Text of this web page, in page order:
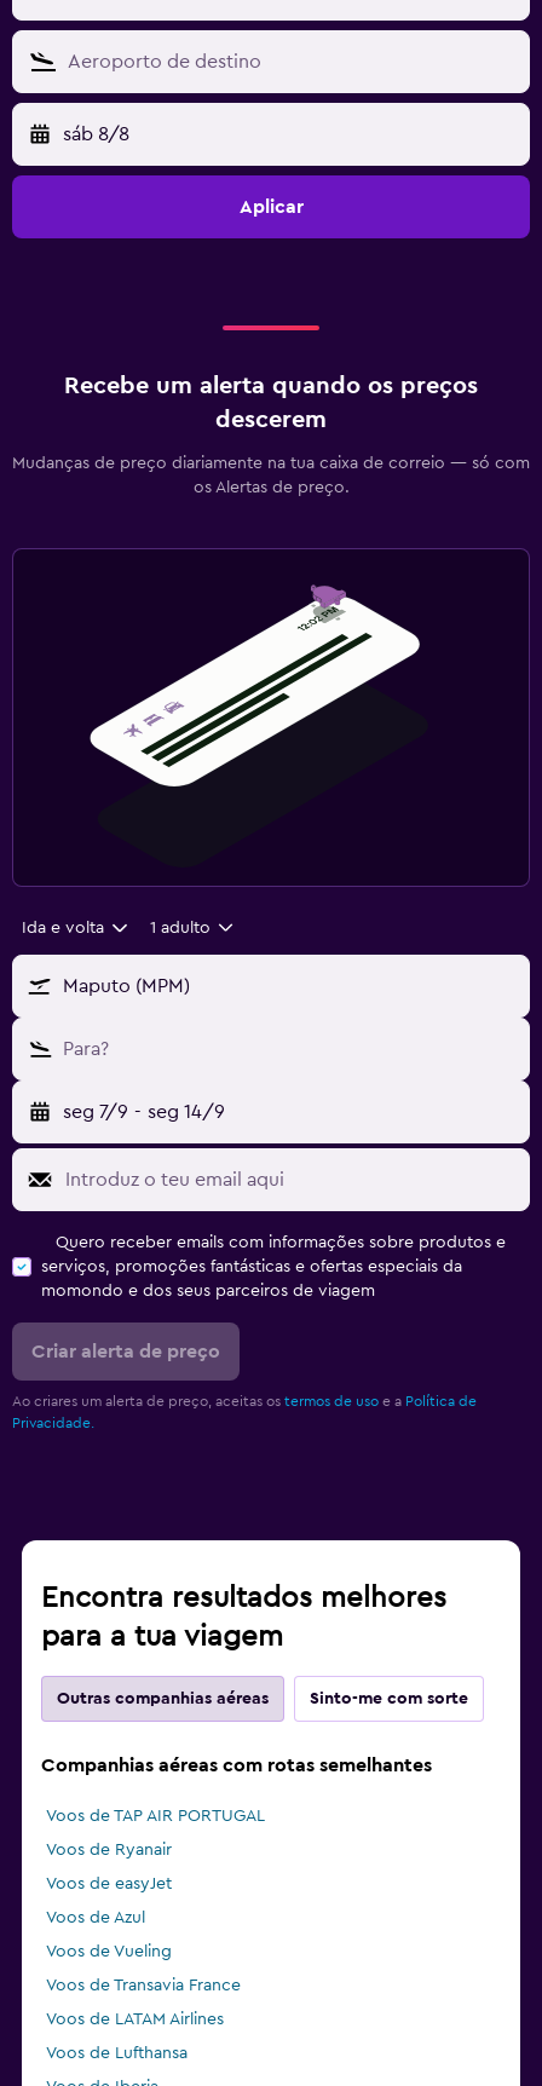
sáb 8/8
Aplicar
Recebe um alerta quando os preços
descerem
Mudanças de preço diariamente na tua caixa de correio — só com
os Alertas de preço.
Ida e volta 1 adulto
Maputo (MPM)
Para?
seg 7/9 - seg 14/9
Quero receber emails com informações sobre produtos e
serviços, promoções fantásticas e ofertas especiais da
momondo e dos seus parceiros de viagem
Criar alerta de preço
Ao criares um alerta de preço, aceitas os termos de uso e a Política de
Privacidade.
Encontra resultados melhores
para a tua viagem
Outras companhias aéreas Sinto-me com sorte
Companhias aéreas com rotas semelhantes
Voos de TAP AIR PORTUGAL
Voos de Ryanair
Voos de easyJet
Voos de Azul
Voos de Vueling
Voos de Transavia France
Voos de LATAM Airlines
Voos de Lufthansa